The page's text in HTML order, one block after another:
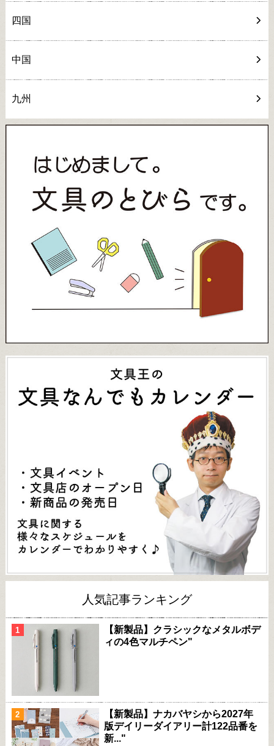
四国
中国
九州
人気記事ランキング
【新製品】クラシックなメタルボデ
ィの4色マルチペン"
【新製品】ナカバヤシから2027年
版デイリーダイアリー計122品番を
新..."